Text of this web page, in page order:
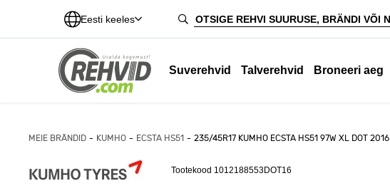
Eesti keeles
Suverehvid Talverehvid Broneeri aeg
MEIE BRÄNDID KUMHO ECSTA HS51 235/45R17 KUMHO ECSTA HS51 97W XL DOT 2016
Tootekood 1012188553DOT16